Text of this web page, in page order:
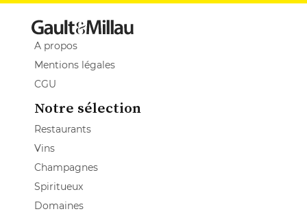
A propos
Mentions légales
CGU
Notre sélection
Restaurants
Vins
Champagnes
Spiritueux
Domaines